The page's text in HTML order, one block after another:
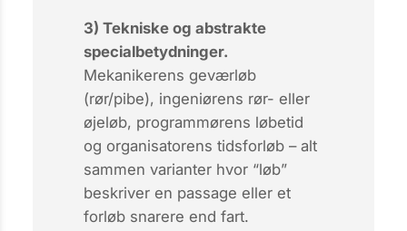
3) Tekniske og abstrakte
specialbetydninger.
Mekanikerens geværløb
(rør/pibe), ingeniørens rør- eller
øjeløb, programmørens løbetid
og organisatorens tidsforløb– alt
sammen varianter hvor “løb”
beskriver en passage eller et
forløbsnarere end fart.